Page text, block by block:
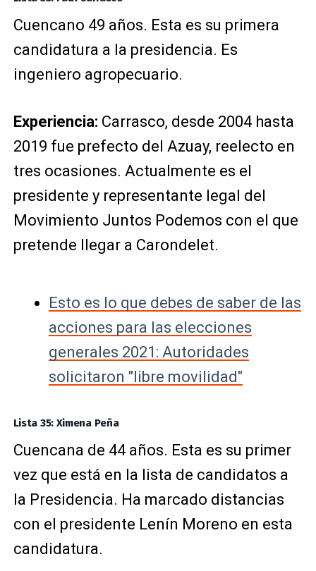
Cuencano 49 años. Esta es su primera
candidatura a la presidencia. Es
ingeniero agropecuario.
Experiencia: Carrasco, desde 2004 hasta
2019 fue prefecto del Azuay, reelecto en
tres ocasiones. Actualmente es el
presidente y representante legal del
Movimiento Juntos Podemos con el que
pretende llegar a Carondelet.
Esto es lo que debes de saber de las
acciones para las elecciones
generales 2021: Autoridades
solicitaron "libre movilidad"
Lista 35: Ximena Peña
Cuencana de 44 años. Esta es su primer
vez que está en la lista de candidatos a
la Presidencia. Ha marcado distancias
con el presidente Lenín Moreno en esta
candidatura.